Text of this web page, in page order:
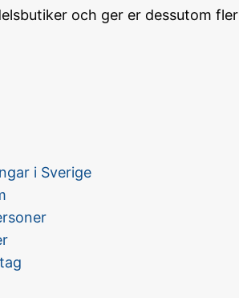
och ger er dessutom fler
i Sverige